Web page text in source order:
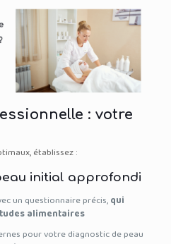
: votre
établissez :
initial approfondi
un questionnaire précis,qui
alimentaires
pour votre diagnostic de peau